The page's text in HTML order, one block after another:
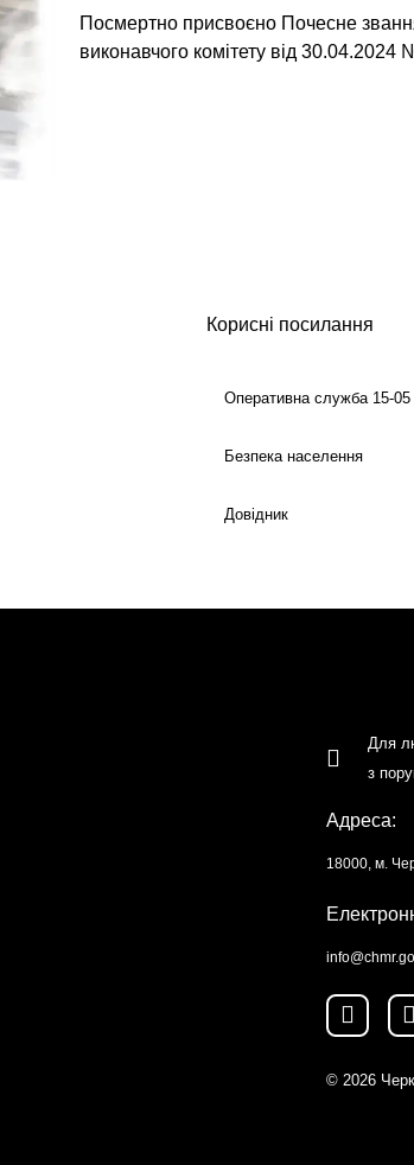
Посмертно присвоєно Почесне
виконавчого комітету від 30.04.2024
Корисні посилання
Оперативна служба 15-05
Безпека населення
Довідник
Для
з
Адреса:
18000, м.
© 2026